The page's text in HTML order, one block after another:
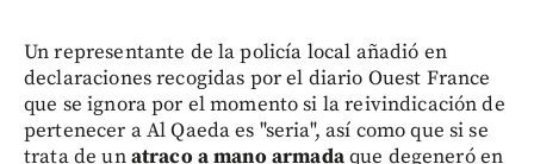
Un representante de la policía local añadió en
declaraciones recogidas por el diario Ouest France
que se ignora por el momento si la reivindicación de
pertenecer a Al Qaeda es "seria", así como que si se
trata de unatraco a mano armadaque degeneró en